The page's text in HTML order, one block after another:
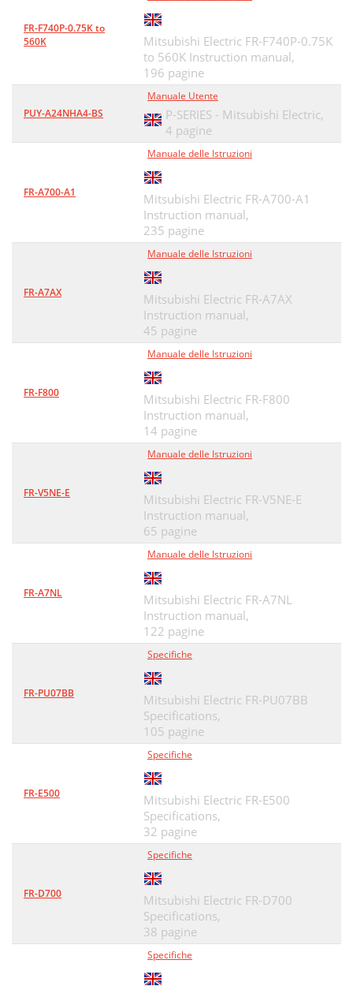
FR-F740P-0.75K to
560K
Mitsubishi Electric FR-F740P-0.75K
to 560K Instruction manual,
196 pagine
PUY-A24NHA4-BS
Manuale Utente
P-SERIES - Mitsubishi Electric,
4 pagine
FR-A700-A1
Manuale delle Istruzioni
Mitsubishi Electric FR-A700-A1
Instruction manual,
235 pagine
FR-A7AX
Manuale delle Istruzioni
Mitsubishi Electric FR-A7AX
Instruction manual,
45 pagine
FR-F800
Manuale delle Istruzioni
Mitsubishi Electric FR-F800
Instruction manual,
14 pagine
FR-V5NE-E
Manuale delle Istruzioni
Mitsubishi Electric FR-V5NE-E
Instruction manual,
65 pagine
FR-A7NL
Manuale delle Istruzioni
Mitsubishi Electric FR-A7NL
Instruction manual,
122 pagine
FR-PU07BB
Specifiche
Mitsubishi Electric FR-PU07BB
Specifications,
105 pagine
FR-E500
Specifiche
Mitsubishi Electric FR-E500
Specifications,
32 pagine
FR-D700
Specifiche
Mitsubishi Electric FR-D700
Specifications,
38 pagine
Specifiche